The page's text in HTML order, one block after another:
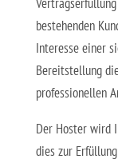
bestehenden
Interesse einer
Bereitstellung
professionellen
Der Hoster wird
dies zur